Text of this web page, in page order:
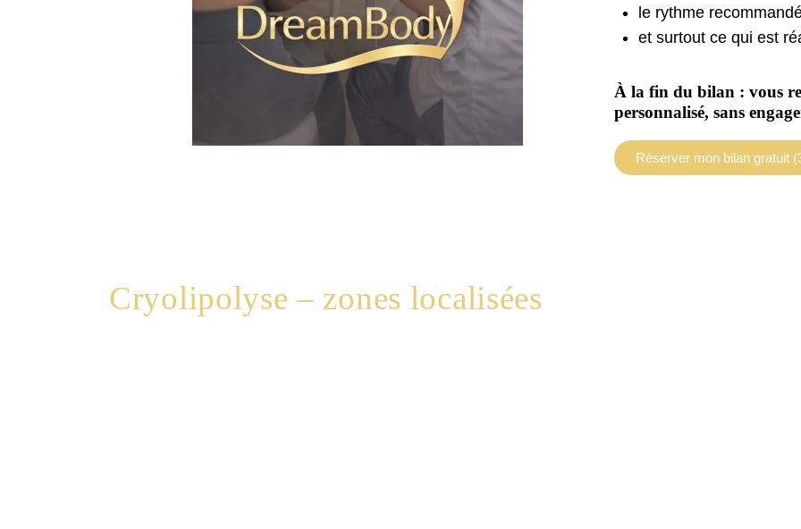
le rythme
et surtout ce qui est
À la fin du bilan : vous
personnalisé, sans
Réserver mon bilan gratuit
Cryolipolyse – zones localisées